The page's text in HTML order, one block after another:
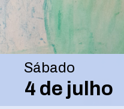
Sábado
4 de julho